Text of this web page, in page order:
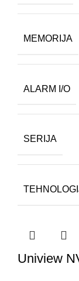
MEMORIJA
ALARM I/O
SERIJA
Uniview